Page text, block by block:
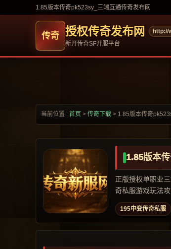
1.85版本传奇pk523sy_三端互通传奇发布网
授权传奇发布网
http://
新开传奇SF开服平台
当前位置 : 首页 > 传奇下载 > 1.85版本传奇
1.85版本
正版授权单职业
奇私服游戏玩法
195中变传奇私服